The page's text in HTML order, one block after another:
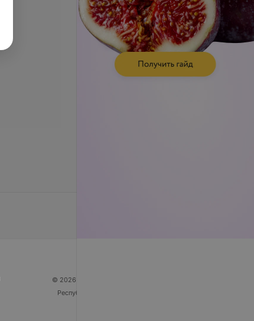
© 2026 ООО «Артокс Лаб», УНП 191700409
Республика Беларусь, г. Минск, улица Толбухина, 2,